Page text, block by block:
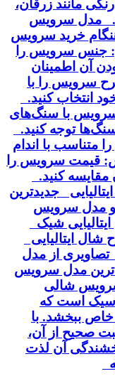
مانند زرقان،
مدل سرویس
خرید سرویس
جنس سرویس را
آن اطمینان
سرویس را با
انتخاب کنید.
سرویس با سنگ‌های
توجه کنید.
متناسب با اندام
قیمت سرویس را
کنید.
جدیدترین
و مدل سرویس
شیک
ایتالیایی
از مدل
مدل سرویس
سرویس شالی
است که
خاص ببخشد. با
صحیح از آن،
آن لذت